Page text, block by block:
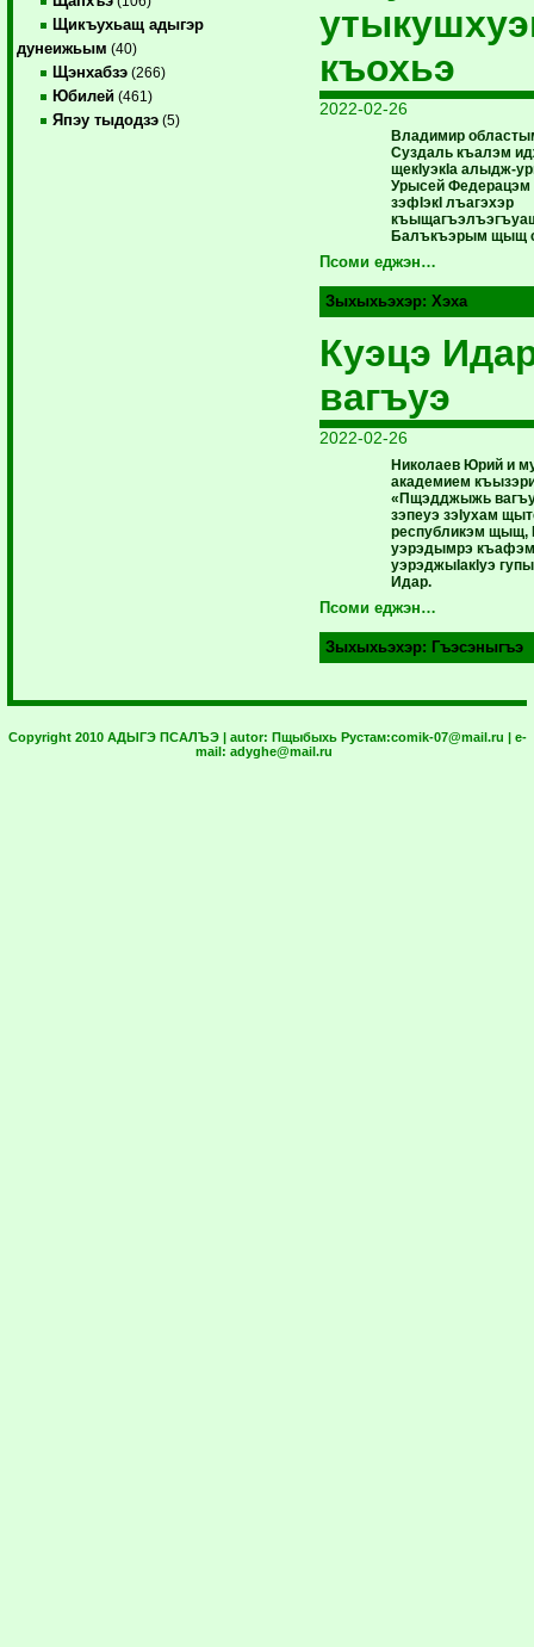
Щикъухьащ адыгэр
дунеижьым (40)
Щэнхабзэ (266)
Юбилей (461)
Япэу тыдодзэ (5)
къохьэ
2022-02-26
Владимир
Суздаль къалэм
щекIуэкIа алыдж-
Урысей
зэфIэкI лъагэхэр
Балъкъэрым щыщ
Псоми еджэн…
Зыхыхьэхэр:Хэха
Куэцэ
вагъуэ
2022-02-26
Николаев Юрий и
академием
«Пщэдджыжь
зэпеуэ зэIухам
республикэм щыщ,
уэрэдымрэ
уэрэджыIакIуэ
Идар.
Псоми еджэн…
Зыхыхьэхэр: Гъэсэныгъэ
Copyright 2010 АДЫГЭ ПСАЛЪЭ | autor: Пщыбыхь Рустам:comik-07@mail.ru | e-
mail: adyghe@mail.ru